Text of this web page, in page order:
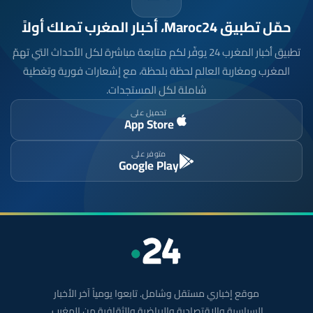
حمّل تطبيق Maroc24، أخبار المغرب تصلك أولاً
تطبيق أخبار المغرب 24 يوفّر لكم متابعة مباشرة لكل الأحداث التي تهمّ
المغرب ومغاربة العالم لحظة بلحظة، مع إشعارات فورية وتغطية
شاملة لكل المستجدات.
تحميل على
App Store
متوفر على
Google Play
موقع إخباري مستقل وشامل. تابعوا يومياً آخر الأخبار